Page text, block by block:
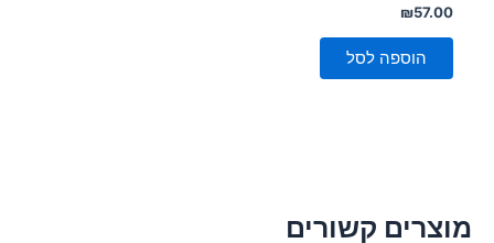
דורג
0
מתוך
₪57.00
הוספה לסל
מוצרים קשורים